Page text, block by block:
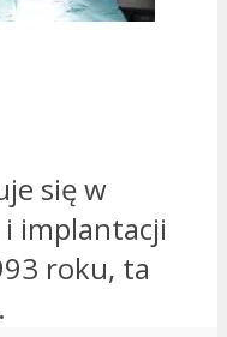
się w
implantacji
roku, ta